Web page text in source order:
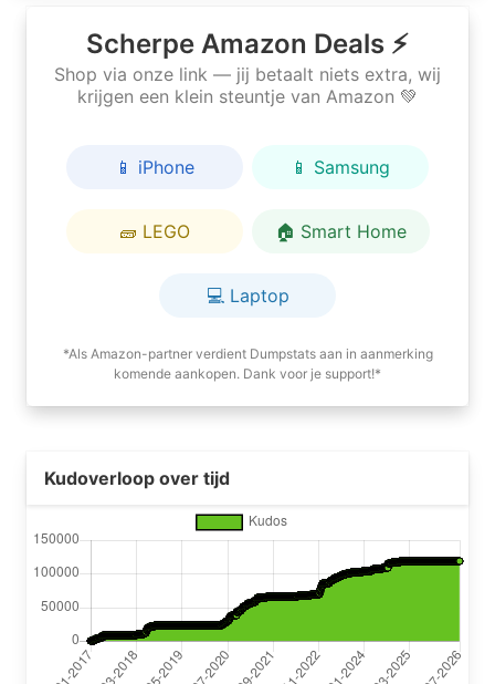
Scherpe Amazon Deals ⚡
Shop via onze link — jij betaalt niets extra, wij
krijgen een klein steuntje van Amazon 💚
📱 iPhone 📱 Samsung
🧱 LEGO 🏠 Smart Home
💻 Laptop
*Als Amazon-partner verdient Dumpstats aan in aanmerking
komende aankopen. Dank voor je support!*
Kudoverloop over tijd